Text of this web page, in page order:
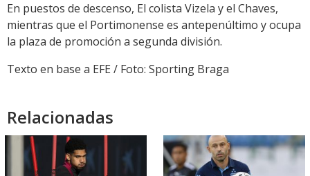
En puestos de descenso, El colista Vizela y el Chaves,
mientras que el Portimonense es antepenúltimo y ocupa
la plaza de promoción a segunda división.
Texto en base a EFE / Foto: Sporting Braga
Relacionadas